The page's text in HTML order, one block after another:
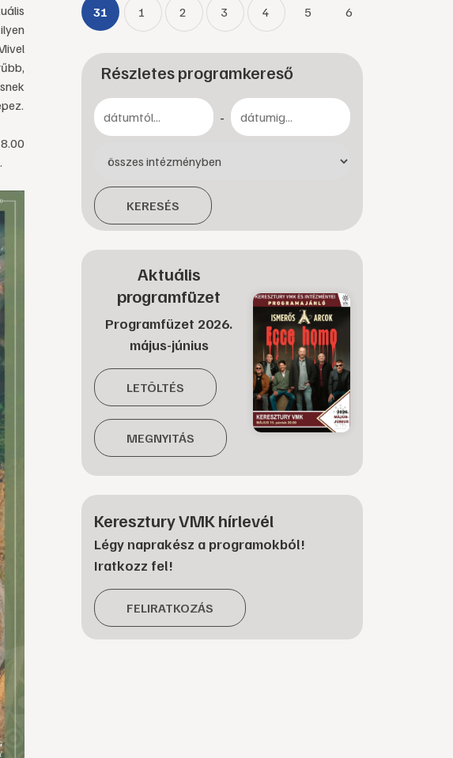
31 1 2 3 4 5 6
Részletes programkereső
-
KERESÉS
Aktuális
programfüzet
Programfüzet 2026.
május-június
LETÖLTÉS
MEGNYITÁS
Keresztury VMK hírlevél
Légy naprakész a programokból!
Iratkozz fel!
FELIRATKOZÁS